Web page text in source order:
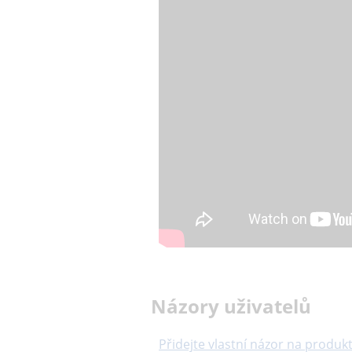
Názory uživatelů
Přidejte vlastní názor na